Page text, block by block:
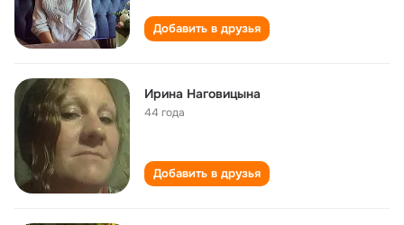
Добавить в друзья
Ирина Наговицына
44 года
Добавить в друзья